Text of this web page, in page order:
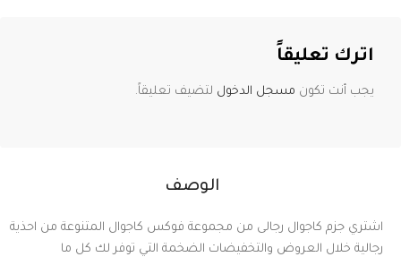
الوصف
اشتري جزم كاجوال رجالى من مجموعة فوكس كاجوال المتنوعة من احذية
رجالية خلال العروض والتخفيضات الضخمة التي توفر لك كل ما
اترك تعليقاً
يجب أنت تكون مسجل الدخول لتضيف تعليقاً.